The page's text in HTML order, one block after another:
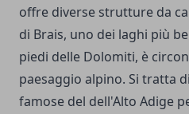
offre diverse strutture da
di Brais, uno dei laghi più
piedi delle Dolomiti, è
paesaggio alpino. Si tratta
famose del dell'Alto Adige